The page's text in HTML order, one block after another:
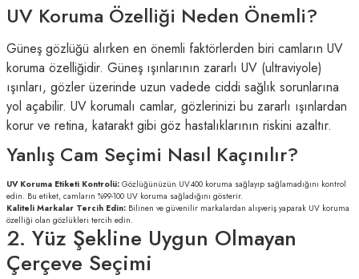
UV Koruma Özelliği Neden Önemli?
Güneş gözlüğü alırken en önemli faktörlerden biri camların UV
koruma özelliğidir. Güneş ışınlarının zararlı UV (ultraviyole)
ışınları, gözler üzerinde uzun vadede ciddi sağlık sorunlarına
yol açabilir. UV korumalı camlar, gözlerinizi bu zararlı ışınlardan
korur ve retina, katarakt gibi göz hastalıklarının riskini azaltır.
Yanlış Cam Seçimi Nasıl Kaçınılır?
UV Koruma Etiketi Kontrolü: Gözlüğünüzün UV400 koruma sağlayıp sağlamadığını kontrol
edin. Bu etiket, camların %99-100 UV koruma sağladığını gösterir.
Kaliteli Markalar Tercih Edin: Bilinen ve güvenilir markalardan alışveriş yaparak UV koruma
özelliği olan gözlükleri tercih edin.
2. Yüz Şekline Uygun Olmayan
Çerçeve Seçimi